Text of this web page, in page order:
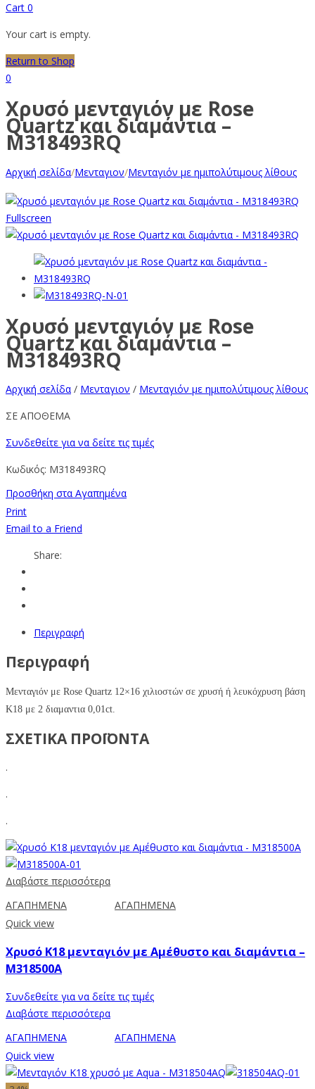
Cart 0
Your cart is empty.
Return to Shop
0
Χρυσό μενταγιόν με Rose
Quartz και διαμάντια –
M318493RQ
Αρχική σελίδα/Μενταγιον/Μενταγιόν με ημιπολύτιμους λίθους
Fullscreen
Χρυσό μενταγιόν με Rose
Quartz και διαμάντια –
M318493RQ
Αρχική σελίδα / Μενταγιον / Μενταγιόν με ημιπολύτιμους λίθους
ΣΕ ΑΠΟΘΕΜΑ
Συνδεθείτε για να δείτε τις τιμές
Κωδικός: M318493RQ
Προσθήκη στα Αγαπημένα
Print
Email to a Friend
Share:
Περιγραφή
Περιγραφή
Μενταγιόν με Rose Quartz 12×16 χιλιοστών σε χρυσή ή λευκόχρυση βάση
Κ18 με 2 διαμαντια 0,01ct.
ΣΧΕΤΙΚΑ ΠΡΟΪΟΝΤΑ
.
.
.
Διαβάστε περισσότερα
ΑΓΑΠΗΜΕΝΑ
ΑΓΑΠΗΜΕΝΑ
Quick view
Χρυσό Κ18 μενταγιόν με Αμέθυστο και διαμάντια –
M318500A
Συνδεθείτε για να δείτε τις τιμές
Διαβάστε περισσότερα
ΑΓΑΠΗΜΕΝΑ
ΑΓΑΠΗΜΕΝΑ
Quick view